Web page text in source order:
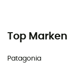
Top Marken
Patagonia